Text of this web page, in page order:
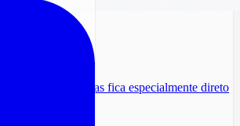
orquestrador, mas fica especialmente direto